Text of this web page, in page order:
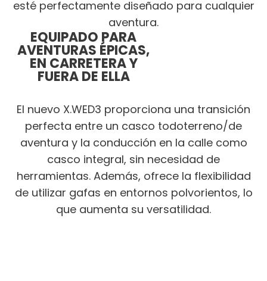
esté perfectamente diseñado para cualquier
aventura.
EQUIPADO PARA
AVENTURAS ÉPICAS,
EN CARRETERA Y
FUERA DE ELLA
El nuevo X.WED3 proporciona una transición
perfecta entre un casco todoterreno/de
aventura y la conducción en la calle como
casco integral, sin necesidad de
herramientas. Además, ofrece la flexibilidad
de utilizar gafas en entornos polvorientos, lo
que aumenta su versatilidad.